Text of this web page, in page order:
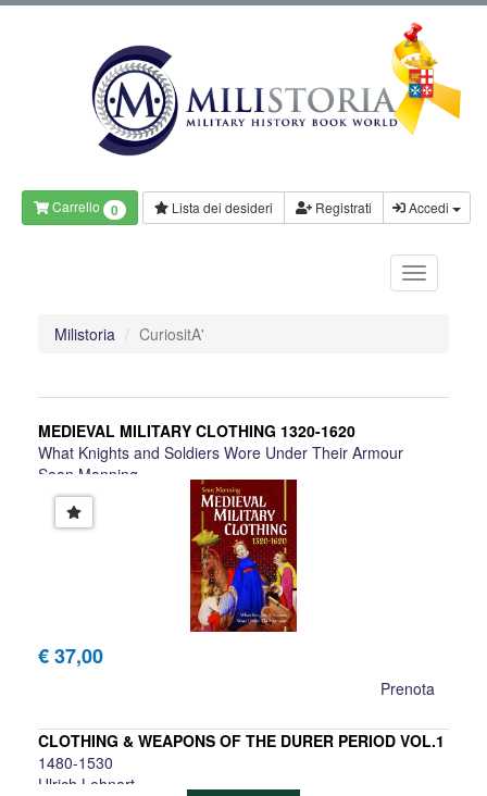
Carrello 0 Lista dei desideri Registrati Accedi
Milistoria CuriositA'
MEDIEVAL MILITARY CLOTHING 1320-1620
What Knights and Soldiers Wore Under Their Armour
Sean Manning
€ 37,00
Prenota
CLOTHING & WEAPONS OF THE DURER PERIOD VOL.1
1480-1530
Ulrich Lehnart